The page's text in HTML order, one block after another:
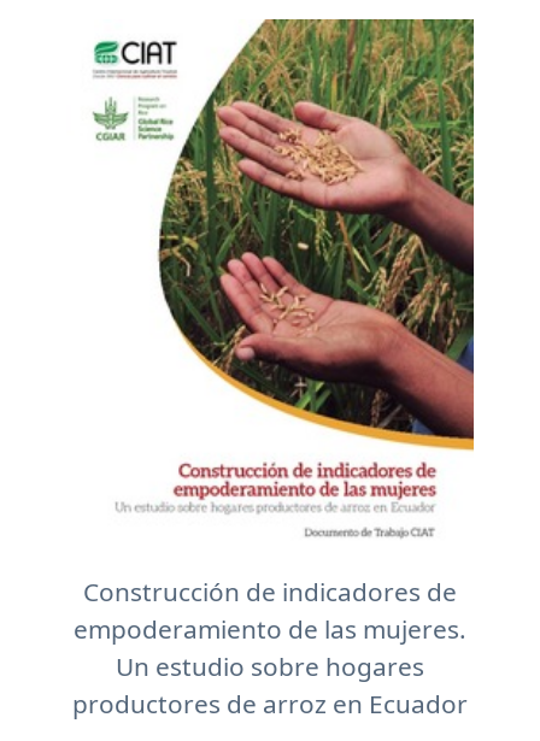
Construcción de indicadores de
empoderamiento de las mujeres.
Un estudio sobre hogares
productores de arroz en Ecuador